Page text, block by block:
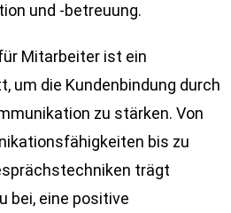
und -betreuung.
Mitarbeiter ist ein
um die Kundenbindung durch
zu stärken. Von
bis zu
trägt
bei, eine positive